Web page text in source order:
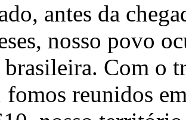
antes da
nosso povo
brasileira. Com o
fomos reunidos